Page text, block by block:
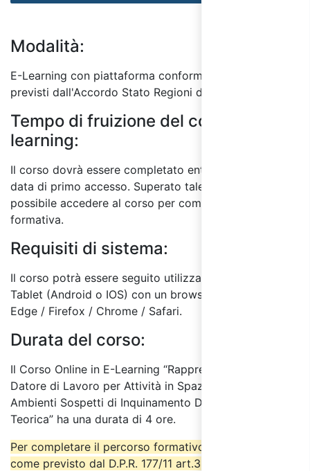
Modalità:
E-Learning con piattaforma conforme ai requisiti
previsti dall'Accordo Stato Regioni del 17/4/25.
Tempo di fruizione del corso E-
learning:
Il corso dovrà essere completato entro 60 giorni dalla
data di primo accesso. Superato tale termine, non sarà
possibile accedere al corso per completare l'attività
formativa.
Requisiti di sistema:
Il corso potrà essere seguito utilizzando un PC o
Tablet (Android o IOS) con un browser a scelta tra:
Edge / Firefox / Chrome / Safari.
Durata del corso:
Il Corso Online in E-Learning “Rappresentante del
Datore di Lavoro per Attività in Spazi Confinati o
Ambienti Sospetti di Inquinamento D.P.R. 177/11 – Parte
Teorica” ha una durata di 4 ore.
Per completare il percorso formativo è necessario
come previsto dal D.P.R. 177/11 art.3 comma 2,